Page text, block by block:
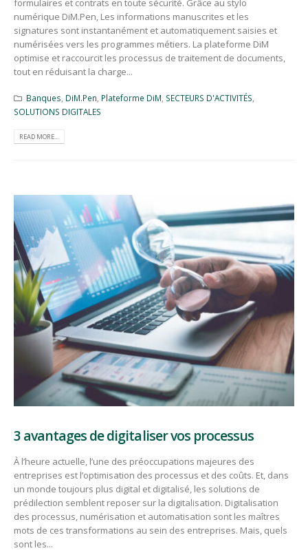
numérique DiM.Pen, Les informations manuscrites et les
signatures sont instantanément et automatiquement saisies et
numérisées vers les programmes métiers. La plateforme DiM
optimise et raccourcit les processus de traitement de documents,
tout en réduisant la charge...
Banques DiM.Pen Plateforme DiM SECTEURS D'ACTIVITÉS
SOLUTIONS DIGITALES
READ MORE...
3 avantages de digitaliser vos processus
À l’heure actuelle, l’une des préoccupations majeures des
entreprises est l’optimisation des processus et des coûts. Et, dans
un monde toujours plus digital et digitalisé, les solutions de
prédilection semblent reposer sur la digitalisation. Digitalisation
des processus, numérisation et automatisation sont les maîtres
mots de ces transformations au sein des entreprises. Mais, quels
sont les...